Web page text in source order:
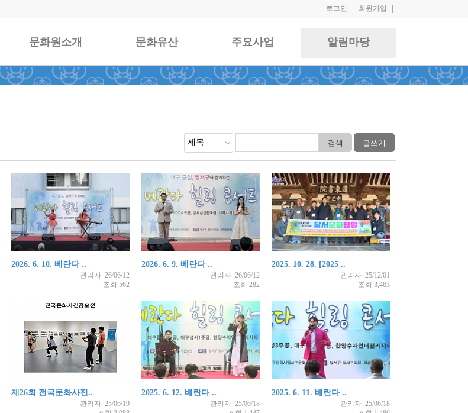
로그인 회원가입
문화원소개 문화유산 주요사업 알림마당
2026. 6. 10. 베란다 ..
관리자 26/06/12
조회 562
2026. 6. 9. 베란다 ..
관리자 26/06/12
조회 282
2025. 10. 28. [2025 ..
관리자 25/12/01
조회 3,463
제26회 전국문화사진..
관리자 25/06/19
2025. 6. 12. 베란다 ..
관리자 25/06/18
2025. 6. 11. 베란다 ..
관리자 25/06/18